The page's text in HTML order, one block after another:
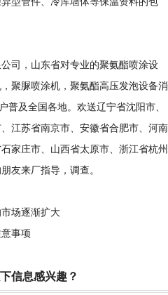
型管件、冷库墙体等保温资料的包
司，山东省对专业的聚氨酯喷涂设
， 聚脲喷涂机 ，聚氨酯高压发泡设备消
普及全国各地。欢送辽宁省沈阳市、
江苏省南京市、安徽省合肥市、河南
家庄市、山西省太原市、浙江省杭州
友来厂指导，调查。
场逐渐扩大
事项
信息感兴趣？